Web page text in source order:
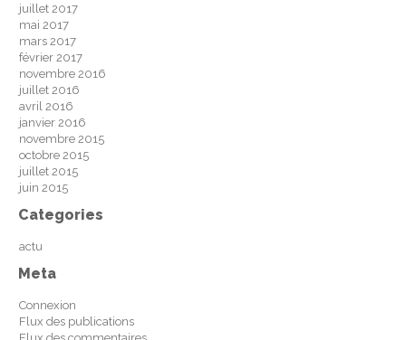
juillet 2017
mai 2017
mars 2017
février 2017
novembre 2016
juillet 2016
avril 2016
janvier 2016
novembre 2015
octobre 2015
juillet 2015
juin 2015
Categories
actu
Meta
Connexion
Flux des publications